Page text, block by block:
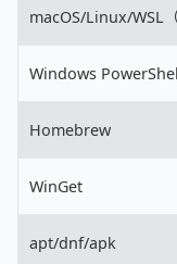
macOS/Linux/WSL（
Windows
Homebrew
WinGet
apt/dnf/apk